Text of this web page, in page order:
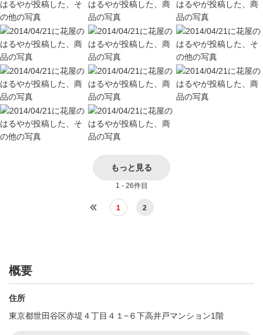
もっと見る
1 - 26件目
1 2
概要
住所
東京都世田谷区赤堤４丁目４１−６下高井戸マンション1階